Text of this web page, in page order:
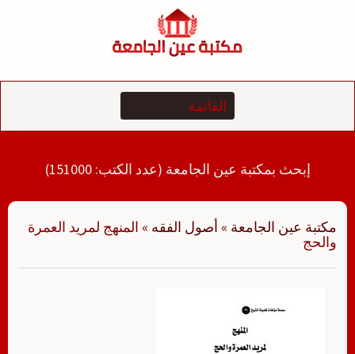
إبحث بمكتبة عين الجامعة (عدد الكتب: 151000)
مكتبة عين الجامعة » أصول الفقه » المنهج لمريد العمرة
والحج